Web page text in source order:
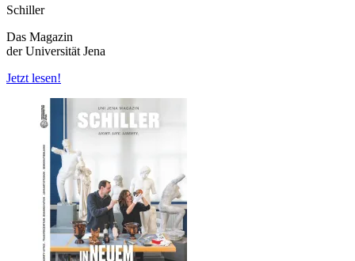
Schiller
Das Magazin
der Universität Jena
Jetzt lesen!